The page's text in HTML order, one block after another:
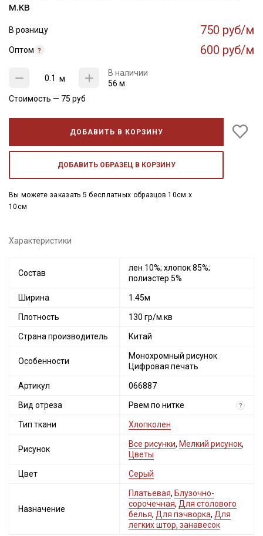
м.кв
В розницу 750 руб/м
Оптом 600 руб/м
м
В наличии
56 м
Стоимость — 75 руб
ДОБАВИТЬ В КОРЗИНУ
ДОБАВИТЬ ОБРАЗЕЦ В КОРЗИНУ
Вы можете заказать 5 бесплатных образцов 10см x
10см
Характеристики
Состав
лен 10%; хлопок 85%;
полиэстер 5%
Ширина 1.45м
Плотность 130 гр/м.кв
Страна производитель Китай
Особенности
Монохромный рисунок
Цифровая печать
Артикул 066887
Вид отреза Рвем по нитке ?
Тип ткани Хлопколен
Рисунок
Все рисунки, Мелкий рисунок,
Цветы
Цвет Серый
Назначение
Платьевая, Блузочно-
сорочечная, Для столового
белья, Для пэчворка, Для
легких штор, занавесок